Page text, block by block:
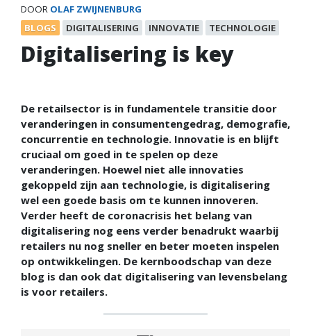
DOOR OLAF ZWIJNENBURG
BLOGS
DIGITALISERING INNOVATIE TECHNOLOGIE
Digitalisering is key
De retailsector is in fundamentele transitie door
veranderingen in consumentengedrag, demografie,
concurrentie en technologie. Innovatie is en blijft
cruciaal om goed in te spelen op deze
veranderingen. Hoewel niet alle innovaties
gekoppeld zijn aan technologie, is digitalisering
wel een goede basis om te kunnen innoveren.
Verder heeft de coronacrisis het belang van
digitalisering nog eens verder benadrukt waarbij
retailers nu nog sneller en beter moeten inspelen
op ontwikkelingen. De kernboodschap van deze
blog is dan ook dat digitalisering van levensbelang
is voor retailers.